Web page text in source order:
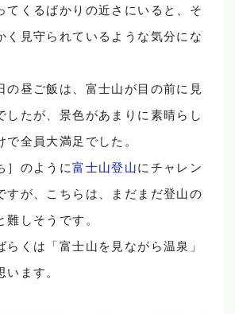
てくるばかりの近さにいると、そ
く見守られているような気分にな
の昼ご飯は、富士山が目の前に見
したが、景色があまりに素晴らし
全員大満足でした。
］のように富士山登山にチャレン
すが、こちらは、まだまだ登山の
しそうです。
くは「富士山を見ながら温泉」
ます。